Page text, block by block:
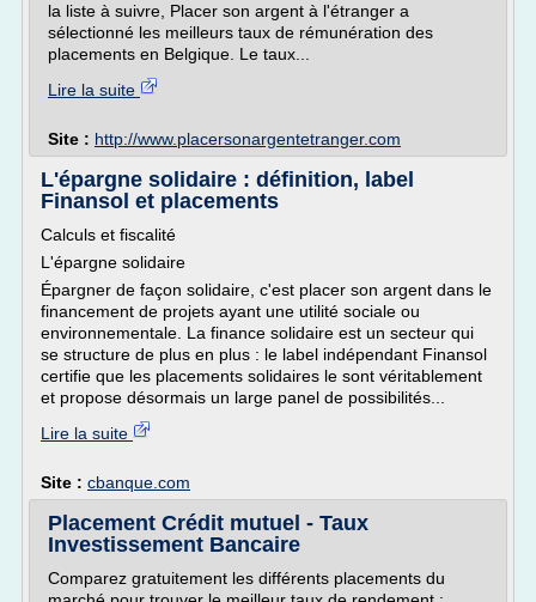
la liste à suivre, Placer son argent à l'étranger a
sélectionné les meilleurs taux de rémunération des
placements en Belgique. Le taux...
Lire la suite
Site : http://www.placersonargentetranger.com
L'épargne solidaire : définition, label
Finansol et placements
Calculs et fiscalité
L'épargne solidaire
Épargner de façon solidaire, c'est placer son argent dans le
financement de projets ayant une utilité sociale ou
environnementale. La finance solidaire est un secteur qui
se structure de plus en plus : le label indépendant Finansol
certifie que les placements solidaires le sont véritablement
et propose désormais un large panel de possibilités...
Lire la suite
Site : cbanque.com
Placement Crédit mutuel - Taux
Investissement Bancaire
Comparez gratuitement les différents placements du